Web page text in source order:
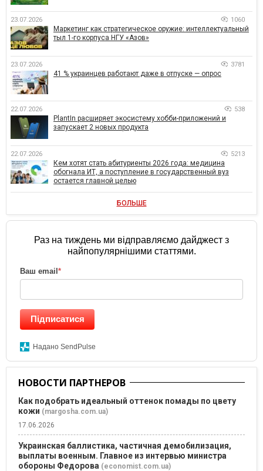
23.07.2026 1060
Маркетинг как стратегическое оружие: интеллектуальный
тыл 1-го корпуса НГУ «Азов»
23.07.2026 3781
41 % украинцев работают даже в отпуске — опрос
22.07.2026 538
PlantIn расширяет экосистему хобби-приложений и
запускает 2 новых продукта
22.07.2026 5213
Кем хотят стать абитуриенты 2026 года: медицина
обогнала ИТ, а поступление в государственный вуз
остается главной целью
БОЛЬШЕ
Раз на тиждень ми відправляємо дайджест з
найпопулярнішими статтями.
Ваш email *
Підписатися
Надано SendPulse
НОВОСТИ ПАРТНЕРОВ
Как подобрать идеальный оттенок помады по цвету
кожи (margosha.com.ua)
17.06.2026
Украинская баллистика, частичная демобилизация,
выплаты военным. Главное из интервью министра
обороны Федорова (economist.com.ua)